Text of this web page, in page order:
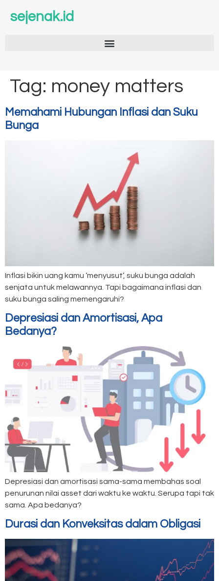
sejenak.id
Tag: money matters
Memahami Hubungan Inflasi dan Suku
Bunga
Inflasi bikin uang kamu ‘menyusut’, suku bunga adalah
senjata untuk melawannya. Tapi bagaimana inflasi dan
suku bunga saling memengaruhi?
Depresiasi dan Amortisasi, Apa
Bedanya?
Depresiasi dan amortisasi sama-sama membahas soal
penurunan nilai asset dari waktu ke waktu. Serupa tapi tak
sama. Apa bedanya?
Durasi dan Konveksitas dalam Obligasi